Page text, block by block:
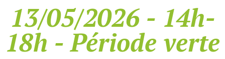
13/05/2026 - 14h-
18h - Période verte